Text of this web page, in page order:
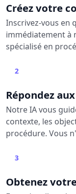
Créez votre
Inscrivez-vous en
immédiatement à
spécialisé en
2
Répondez
Notre IA vous
contexte, les
procédure. Vous
3
Obtenez